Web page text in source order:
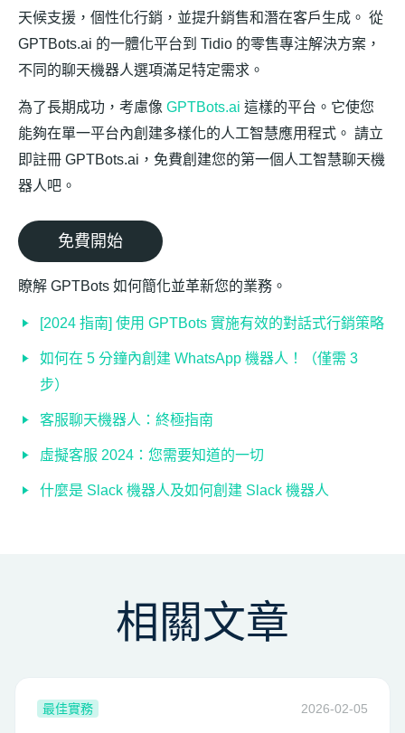
天候支援，個性化行銷，並提升銷售和潛在客戶生成。 從
GPTBots.ai 的一體化平台到 Tidio 的零售專注解決方案，
不同的聊天機器人選項滿足特定需求。
為了長期成功，考慮像 GPTBots.ai 這樣的平台。它使您
能夠在單一平台內創建多樣化的人工智慧應用程式。 請立
即註冊 GPTBots.ai，免費創建您的第一個人工智慧聊天機
器人吧。
免費開始
瞭解 GPTBots 如何簡化並革新您的業務。
[2024 指南] 使用 GPTBots 實施有效的對話式行銷策略
如何在 5 分鐘內創建 WhatsApp 機器人！（僅需 3
步）
客服聊天機器人：終極指南
虛擬客服 2024：您需要知道的一切
什麼是 Slack 機器人及如何創建 Slack 機器人
相關文章
最佳實務 2026-02-05